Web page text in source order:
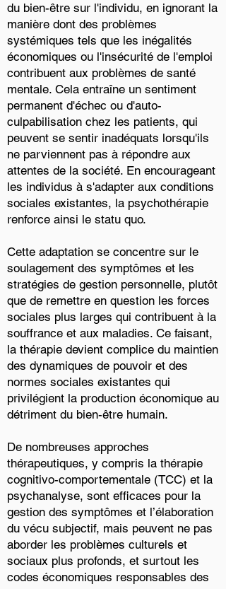
du bien-être sur l'individu, en ignorant la
manière dont des problèmes
systémiques tels que les inégalités
économiques ou l'insécurité de l'emploi
contribuent aux problèmes de santé
mentale. Cela entraîne un sentiment
permanent d'échec ou d'auto-
culpabilisation chez les patients, qui
peuvent se sentir inadéquats lorsqu'ils
ne parviennent pas à répondre aux
attentes de la société. En encourageant
les individus à s'adapter aux conditions
sociales existantes, la psychothérapie
renforce ainsi le statu quo.
Cette adaptation se concentre sur le
soulagement des symptômes et les
stratégies de gestion personnelle, plutôt
que de remettre en question les forces
sociales plus larges qui contribuent à la
souffrance et aux maladies. Ce faisant,
la thérapie devient complice du maintien
des dynamiques de pouvoir et des
normes sociales existantes qui
privilégient la production économique au
détriment du bien-être humain.
De nombreuses approches
thérapeutiques, y compris la thérapie
cognitivo-comportementale (TCC) et la
psychanalyse, sont efficaces pour la
gestion des symptômes et l’élaboration
du vécu subjectif, mais peuvent ne pas
aborder les problèmes culturels et
sociaux plus profonds, et surtout les
codes économiques responsables des